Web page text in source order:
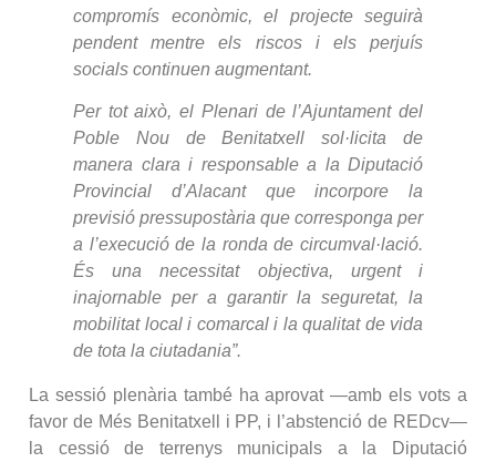
compromís econòmic, el projecte seguirà
pendent mentre els riscos i els perjuís
socials continuen augmentant.
Per tot això, el Plenari de l’Ajuntament del
Poble Nou de Benitatxell sol·licita de
manera clara i responsable a la Diputació
Provincial d’Alacant que incorpore la
previsió pressupostària que corresponga per
a l’execució de la ronda de circumval·lació.
És una necessitat objectiva, urgent i
inajornable per a garantir la seguretat, la
mobilitat local i comarcal i la qualitat de vida
de tota la ciutadania”.
La sessió plenària també ha aprovat —amb els vots a
favor de Més Benitatxell i PP, i l’abstenció de REDcv—
la cessió de terrenys municipals a la Diputació